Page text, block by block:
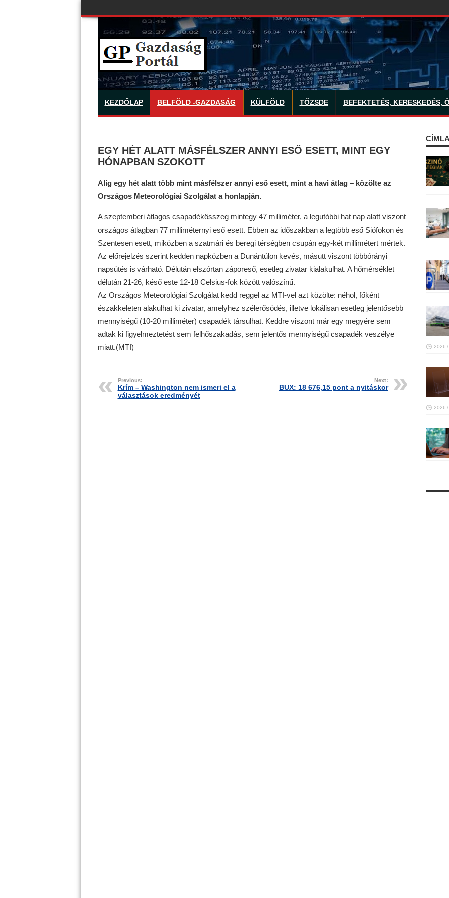
KEZDŐLAP BELFÖLD -GAZDASÁG KÜLFÖLD TŐZSDE BEFEKTETÉS, KERESKEDÉS,
EGY HÉT ALATT MÁSFÉLSZER ANNYI ESŐ ESETT, MINT EGY
HÓNAPBAN SZOKOTT
Alig egy hét alatt több mint másfélszer annyi eső esett, mint a havi átlag – közölte az
Országos Meteorológiai Szolgálat a honlapján.
A szeptemberi átlagos csapadékösszeg mintegy 47 milliméter, a legutóbbi hat nap alatt viszont
országos átlagban 77 milliméternyi eső esett. Ebben az időszakban a legtöbb eső Siófokon és
Szentesen esett, miközben a szatmári és beregi térségben csupán egy-két millimétert mértek.
Az előrejelzés szerint kedden napközben a Dunántúlon kevés, másutt viszont többórányi
napsütés is várható. Délután elszórtan záporeső, esetleg zivatar kialakulhat. A hőmérséklet
délután 21-26, késő este 12-18 Celsius-fok között valószínű.
Az Országos Meteorológiai Szolgálat kedd reggel az MTI-vel azt közölte: néhol, főként
északkeleten alakulhat ki zivatar, amelyhez szélerősödés, illetve lokálisan esetleg jelentősebb
mennyiségű (10-20 milliméter) csapadék társulhat. Keddre viszont már egy megyére sem
adtak ki figyelmeztetést sem felhőszakadás, sem jelentős mennyiségű csapadék veszélye
miatt.(MTI)
Previous:
Krím – Washington nem ismeri el a
választások eredményét
Next:
BUX: 18 676,15 pont a nyitáskor
2026-
2026-